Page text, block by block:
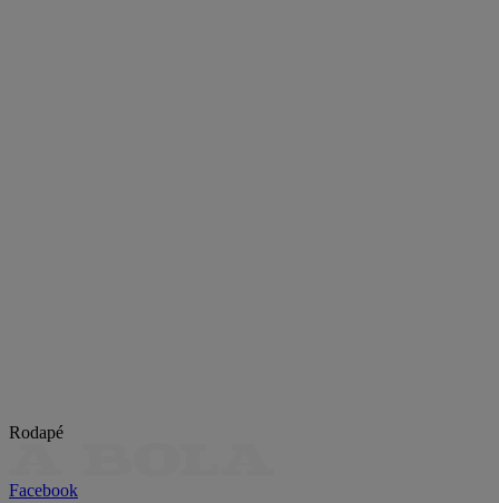
Rodapé
Facebook